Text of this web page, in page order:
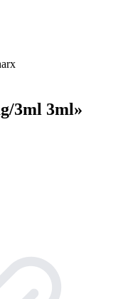
3ml 3ml»